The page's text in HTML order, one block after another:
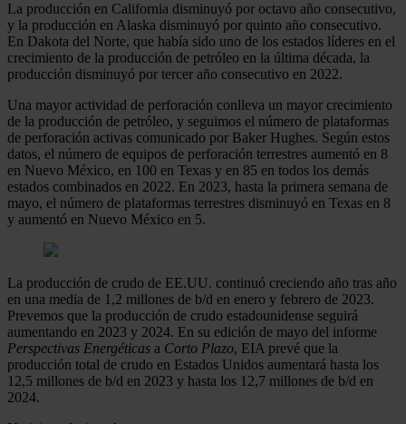
La producción en California disminuyó por octavo año consecutivo,
y la producción en Alaska disminuyó por quinto año consecutivo.
En Dakota del Norte, que había sido uno de los estados líderes en el
crecimiento de la producción de petróleo en la última década, la
producción disminuyó por tercer año consecutivo en 2022.
Una mayor actividad de perforación conlleva un mayor crecimiento
de la producción de petróleo, y seguimos el número de plataformas
de perforación activas comunicado por Baker Hughes. Según estos
datos, el número de equipos de perforación terrestres aumentó en 8
en Nuevo México, en 100 en Texas y en 85 en todos los demás
estados combinados en 2022. En 2023, hasta la primera semana de
mayo, el número de plataformas terrestres disminuyó en Texas en 8
y aumentó en Nuevo México en 5.
La producción de crudo de EE.UU. continuó creciendo año tras año
en una media de 1,2 millones de b/d en enero y febrero de 2023.
Prevemos que la producción de crudo estadounidense seguirá
aumentando en 2023 y 2024. En su edición de mayo del informe
Perspectivas Energéticas a Corto Plazo, EIA prevé que la
producción total de crudo en Estados Unidos aumentará hasta los
12,5 millones de b/d en 2023 y hasta los 12,7 millones de b/d en
2024.